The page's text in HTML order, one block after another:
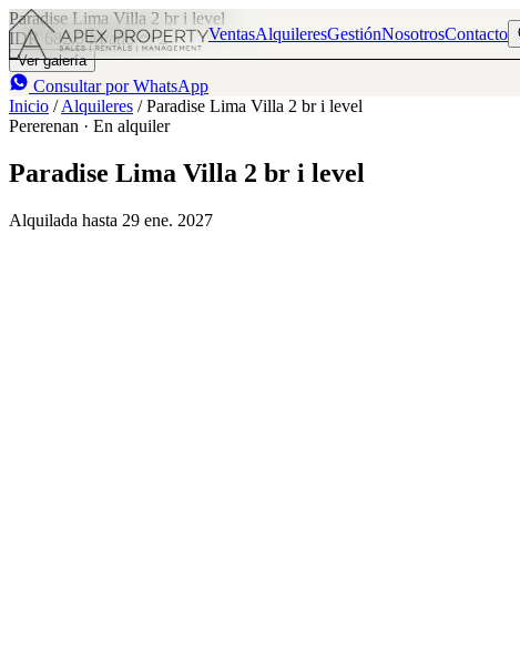
VentasAlquileresGestiónNosotrosContacto
Paradise Lima Villa 2 br i level
IDR 682.5 M/año 2
Ver galería
Consultar por WhatsApp
Inicio / Alquileres / Paradise Lima Villa 2 br i level
Pererenan · En alquiler
Paradise Lima Villa 2 br i level
Alquilada hasta 29 ene. 2027